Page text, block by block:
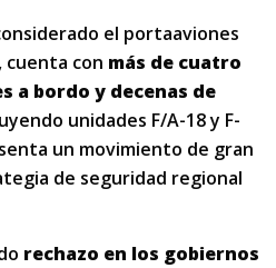
el portaaviones
cuenta con más de cuatro
a bordo y decenas de
unidades F/A-18 y F-
un movimiento de gran
de seguridad regional
rechazo en los gobiernos